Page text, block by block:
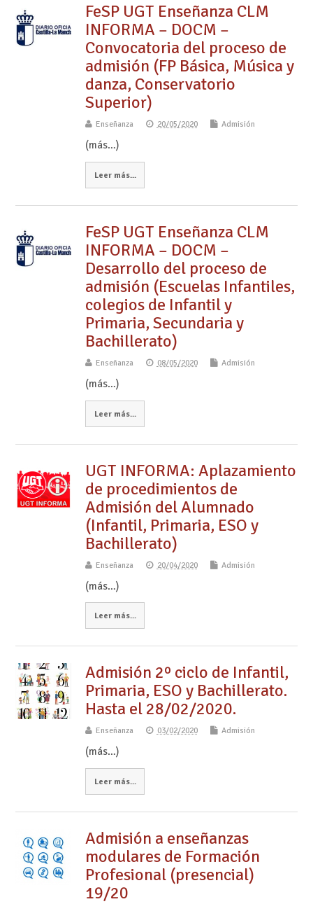
FeSP UGT Enseñanza CLM
INFORMA – DOCM –
Convocatoria del proceso de
admisión (FP Básica, Música y
danza, Conservatorio
Superior)
Enseñanza 20/05/2020 Admisión
(más…)
Leer más...
FeSP UGT Enseñanza CLM
INFORMA – DOCM –
Desarrollo del proceso de
admisión (Escuelas Infantiles,
colegios de Infantil y
Primaria, Secundaria y
Bachillerato)
Enseñanza 08/05/2020 Admisión
(más…)
Leer más...
UGT INFORMA: Aplazamiento
de procedimientos de
Admisión del Alumnado
(Infantil, Primaria, ESO y
Bachillerato)
Enseñanza 20/04/2020 Admisión
(más…)
Leer más...
Admisión 2º ciclo de Infantil,
Primaria, ESO y Bachillerato.
Hasta el 28/02/2020.
Enseñanza 03/02/2020 Admisión
(más…)
Leer más...
Admisión a enseñanzas
modulares de Formación
Profesional (presencial)
19/20